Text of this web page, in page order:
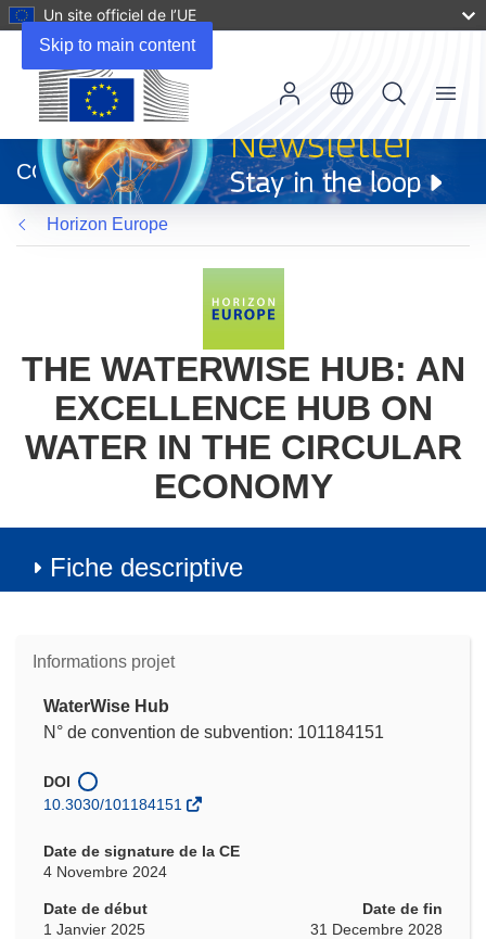
Skip to main content
Un site officiel de l’UE
dans
une
nouvelle
fenêtre)
CORDIS
Menu
Horizon Europe
THE WATERWISE HUB: AN
EXCELLENCE HUB ON
WATER IN THE CIRCULAR
ECONOMY
Fiche descriptive
Informations projet
WaterWise Hub
N° de convention de subvention: 101184151
DOI
10.3030/101184151
Date de signature de la CE
4 Novembre 2024
Date de début
1 Janvier 2025
Date de fin
31 Decembre 2028